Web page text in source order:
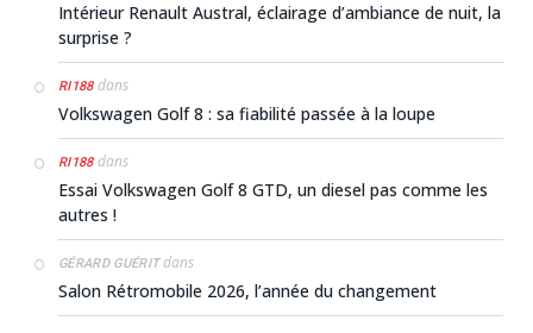
Intérieur Renault Austral, éclairage d’ambiance de nuit, la
surprise ?
RI188dans
Volkswagen Golf 8 : sa fiabilité passée à la loupe
RI188dans
Essai Volkswagen Golf 8 GTD, un diesel pas comme les
autres !
GÉRARD GUÉRITdans
Salon Rétromobile 2026, l’année du changement